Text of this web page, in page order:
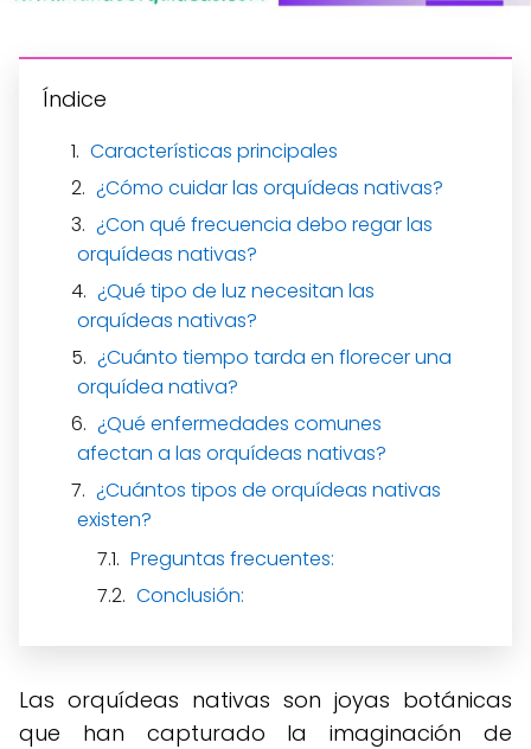
Índice
Características principales
¿Cómo cuidar las orquídeas nativas?
¿Con qué frecuencia debo regar las
orquídeas nativas?
¿Qué tipo de luz necesitan las
orquídeas nativas?
¿Cuánto tiempo tarda en florecer una
orquídea nativa?
¿Qué enfermedades comunes
afectan a las orquídeas nativas?
¿Cuántos tipos de orquídeas nativas
existen?
Preguntas frecuentes:
Conclusión:
Las orquídeas nativas son joyas botánicas
que han capturado la imaginación de